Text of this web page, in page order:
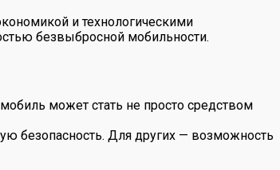
и технологическими
безвыбросной мобильности.
может стать не просто средством
безопасность. Для других — возможность